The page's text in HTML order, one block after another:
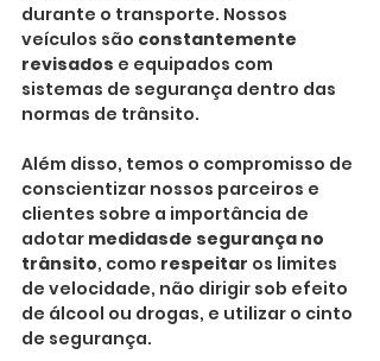
durante o transporte. Nossos
veículos são constantemente
revisados e equipados com
sistemas de segurança dentro das
normas de trânsito.
Além disso, temos o compromisso de
conscientizar nossos parceiros e
clientes sobre a importância de
adotar medidasde segurança no
trânsito, como respeitar os limites
de velocidade, não dirigir sob efeito
de álcool ou drogas, e utilizar o cinto
de segurança.